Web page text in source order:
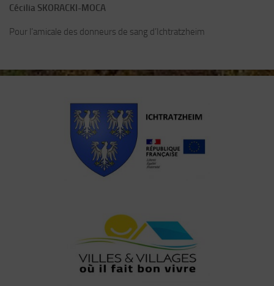
Cécilia SKORACKI-MOCA
Pour l’amicale des donneurs de sang d’Ichtratzheim